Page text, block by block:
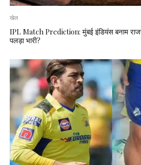
खेल
IPL Match Prediction: मुंबई इंडियंस बनाम
पलड़ा भारी?